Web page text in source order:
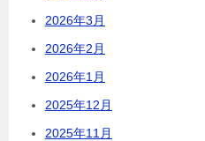
2026年3月
2026年2月
2026年1月
2025年12月
2025年11月